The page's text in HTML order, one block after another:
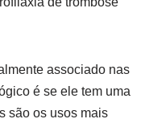
associado nas
é se ele tem uma
são os usos mais